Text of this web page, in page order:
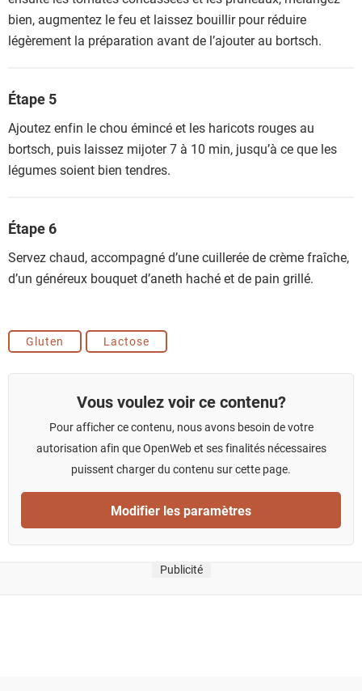
bien, augmentez le feu et laissez bouillir pour réduire
légèrement la préparation avant de l’ajouter au bortsch.
Étape 5
Ajoutez enfin le chou émincé et les haricots rouges au
bortsch, puis laissez mijoter 7 à 10 min, jusqu’à ce que les
légumes soient bien tendres.
Étape 6
Servez chaud, accompagné d’une cuillerée de crème fraîche,
d’un généreux bouquet d’aneth haché et de pain grillé.
Gluten Lactose
Vous voulez voir ce contenu?
Pour afficher ce contenu, nous avons besoin de votre
autorisation afin que OpenWeb et ses finalités nécessaires
puissent charger du contenu sur cette page.
Modifier les paramètres
Publicité